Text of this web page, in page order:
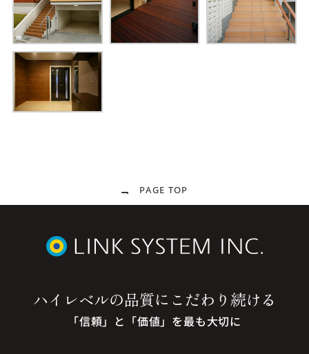
PAGE TOP
ハイレベルの品質に こだわり続ける
「信頼」と「価値」を最も大切に